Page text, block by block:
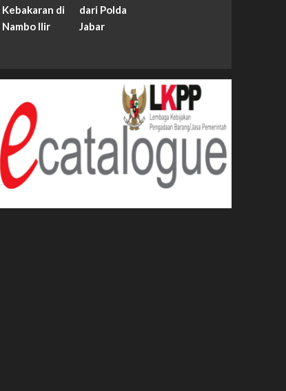
Kebakaran di
Nambo Ilir
dari Polda
Jabar